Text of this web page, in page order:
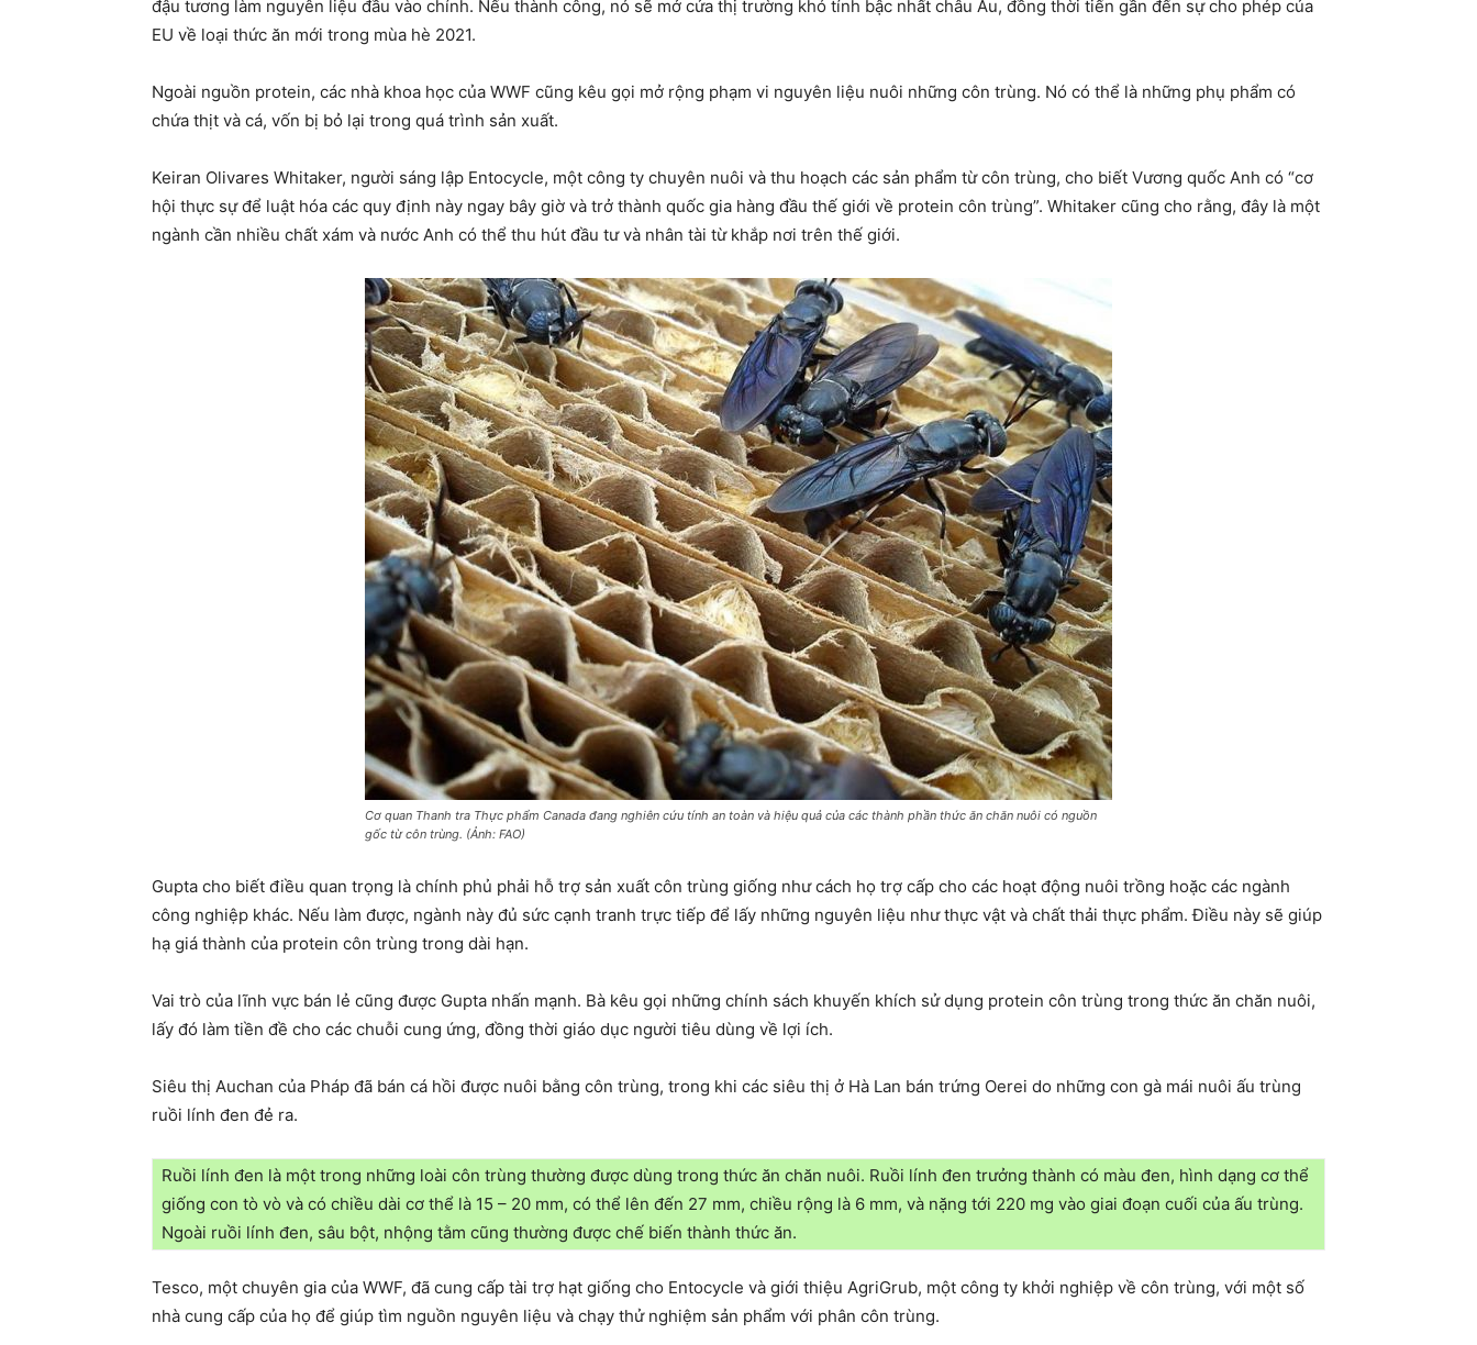
đậu tương làm nguyên liệu đầu vào chính. Nếu thành công, nó sẽ mở cửa thị trường khó tính bậc nhất châu Âu, đồng thời tiến gần đến sự cho phép của
EU về loại thức ăn mới trong mùa hè 2021.
Ngoài nguồn protein, các nhà khoa học của WWF cũng kêu gọi mở rộng phạm vi nguyên liệu nuôi những côn trùng. Nó có thể là những phụ phẩm có
chứa thịt và cá, vốn bị bỏ lại trong quá trình sản xuất.
Keiran Olivares Whitaker, người sáng lập Entocycle, một công ty chuyên nuôi và thu hoạch các sản phẩm từ côn trùng, cho biết Vương quốc Anh có “cơ
hội thực sự để luật hóa các quy định này ngay bây giờ và trở thành quốc gia hàng đầu thế giới về protein côn trùng”. Whitaker cũng cho rằng, đây là một
ngành cần nhiều chất xám và nước Anh có thể thu hút đầu tư và nhân tài từ khắp nơi trên thế giới.
Cơ quan Thanh tra Thực phẩm Canada đang nghiên cứu tính an toàn và hiệu quả của các thành phần thức ăn chăn nuôi có nguồn
gốc từ côn trùng. (Ảnh: FAO)
Gupta cho biết điều quan trọng là chính phủ phải hỗ trợ sản xuất côn trùng giống như cách họ trợ cấp cho các hoạt động nuôi trồng hoặc các ngành
công nghiệp khác. Nếu làm được, ngành này đủ sức cạnh tranh trực tiếp để lấy những nguyên liệu như thực vật và chất thải thực phẩm. Điều này sẽ giúp
hạ giá thành của protein côn trùng trong dài hạn.
Vai trò của lĩnh vực bán lẻ cũng được Gupta nhấn mạnh. Bà kêu gọi những chính sách khuyến khích sử dụng protein côn trùng trong thức ăn chăn nuôi,
lấy đó làm tiền đề cho các chuỗi cung ứng, đồng thời giáo dục người tiêu dùng về lợi ích.
Siêu thị Auchan của Pháp đã bán cá hồi được nuôi bằng côn trùng, trong khi các siêu thị ở Hà Lan bán trứng Oerei do những con gà mái nuôi ấu trùng
ruồi lính đen đẻ ra.
Ruồi lính đen là một trong những loài côn trùng thường được dùng trong thức ăn chăn nuôi. Ruồi lính đen trưởng thành có màu đen, hình dạng cơ thể
giống con tò vò và có chiều dài cơ thể là 15 – 20 mm, có thể lên đến 27 mm, chiều rộng là 6 mm, và nặng tới 220 mg vào giai đoạn cuối của ấu trùng.
Ngoài ruồi lính đen, sâu bột, nhộng tằm cũng thường được chế biến thành thức ăn.
Tesco, một chuyên gia của WWF, đã cung cấp tài trợ hạt giống cho Entocycle và giới thiệu AgriGrub, một công ty khởi nghiệp về côn trùng, với một số
nhà cung cấp của họ để giúp tìm nguồn nguyên liệu và chạy thử nghiệm sản phẩm với phân côn trùng.